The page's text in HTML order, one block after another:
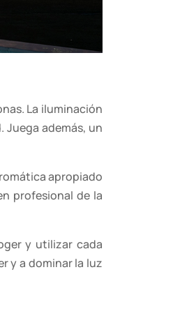
La iluminación
además, un
apropiado
profesional de la
y utilizar cada
y a dominar la luz